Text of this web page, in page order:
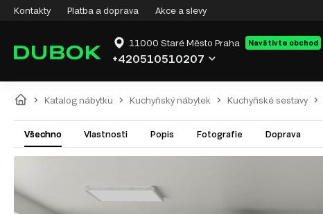
Kontakty Platba a doprava Akce a slevy
11000 Staré Město Praha Navštivte obchod
+420510510207
Katalog nábytku Kuchyňský nábytek Kuchyňské sestavy
Všechno Vlastnosti Popis Fotografie Doprava